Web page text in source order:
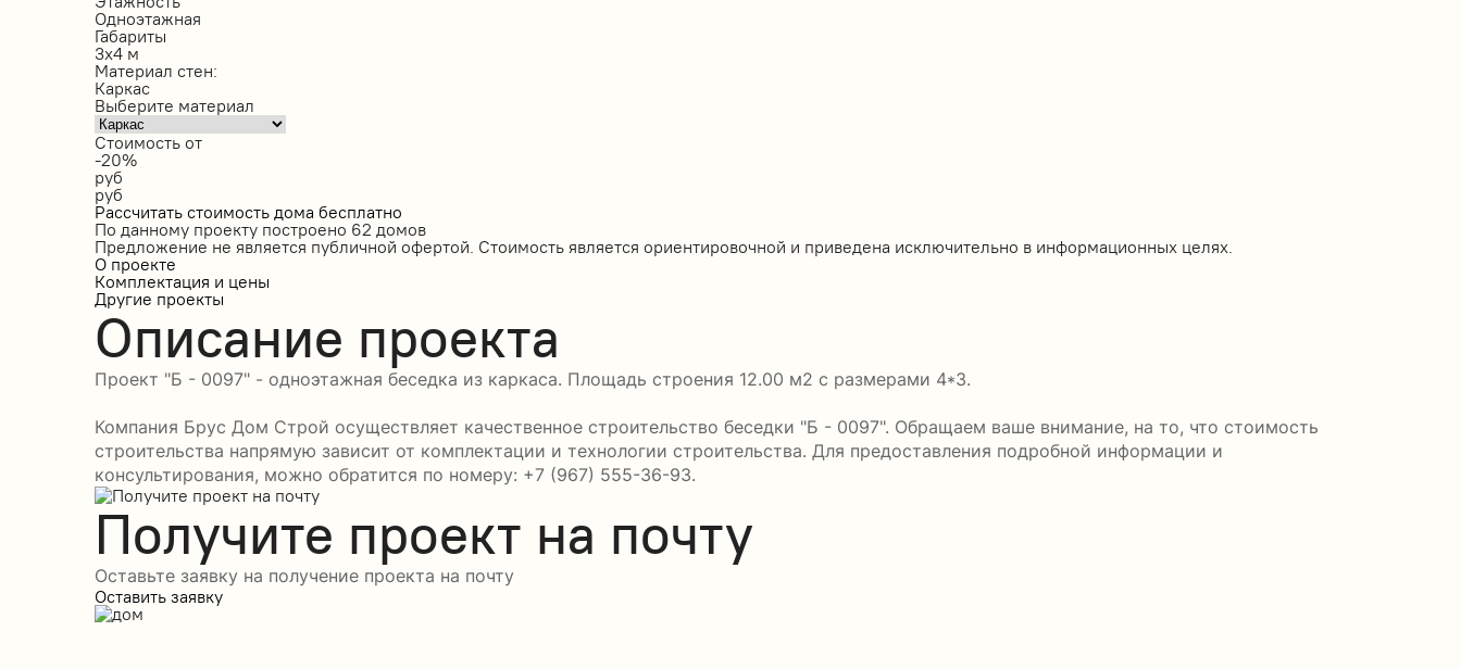
Одноэтажная
Габариты
3х4 м
Материал стен:
Каркас
Выберите материал
Стоимость от
-20%
руб
руб
Рассчитать стоимость дома бесплатно
По данному проекту построено 62 домов
Предложение не является публичной офертой. Стоимость является ориентировочной и приведена исключительно в информационных целях.
О проекте
Комплектация и цены
Другие проекты
Описание проекта
Проект "Б - 0097" - одноэтажная беседка из каркаса. Площадь строения 12.00 м2 с размерами 4*3.
Компания Брус Дом Строй осуществляет качественное строительство беседки "Б - 0097". Обращаем ваше внимание, на то, что стоимость
строительства напрямую зависит от комплектации и технологии строительства. Для предоставления подробной информации и
консультирования, можно обратится по номеру: +7 (967) 555-36-93.
Получите проект на почту
Оставьте заявку на получение проекта на почту
Оставить заявку